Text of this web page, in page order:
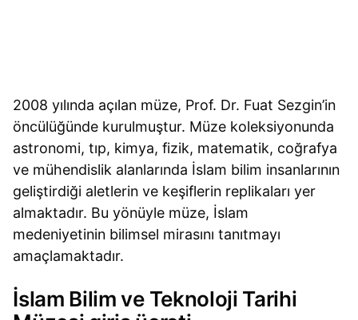
2008 yılında açılan müze, Prof. Dr. Fuat Sezgin’in
öncülüğünde kurulmuştur. Müze koleksiyonunda
astronomi, tıp, kimya, fizik, matematik, coğrafya
ve mühendislik alanlarında İslam bilim insanlarının
geliştirdiği aletlerin ve keşiflerin replikaları yer
almaktadır. Bu yönüyle müze, İslam
medeniyetinin bilimsel mirasını tanıtmayı
amaçlamaktadır.
İslam Bilim ve Teknoloji Tarihi